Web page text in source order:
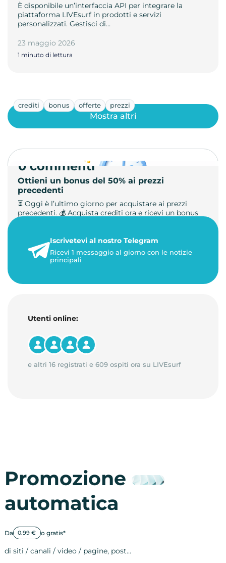
È disponibile un’interfaccia API per integrare la
piattaforma LIVEsurf in prodotti e servizi
personalizzati. Gestisci di…
23 maggio 2026
1 minuto di lettura
crediti bonus offerte prezzi
Ottieni un bonus del 50% ai prezzi
precedenti
⏳ Oggi è l’ultimo giorno per acquistare ai prezzi
precedenti. 💰 Acquista crediti ora e ricevi un bonus
23 maggio 2026
1 minuto di lettura
Mostra altri
0 commenti
Iscrivetevi al nostro Telegram
Ricevi 1 messaggio al giorno con le notizie
principali
Utenti online:
e altri 16 registrati e 609 ospiti ora su LIVEsurf
Promozione
automatica
Da 0.99 € o gratis*
di siti / canali / video / pagine, post…